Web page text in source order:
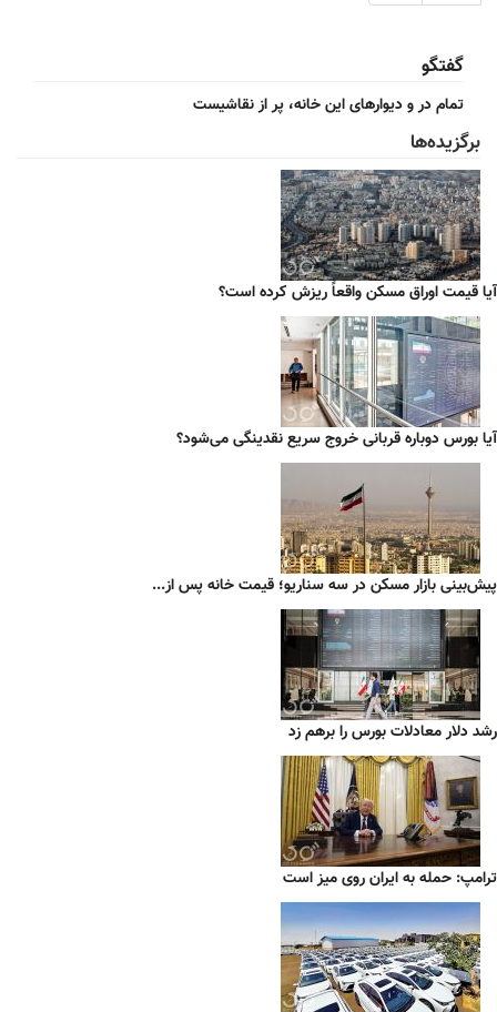
گفتگو
تمام در و دیوارهای این خانه، پر از نقاشیست
برگزیده‌ها
آیا قیمت اوراق مسکن واقعاً ریزش کرده است؟
آیا بورس دوباره قربانی خروج سریع نقدینگی می‌شود؟
پیش‌بینی بازار مسکن در سه سناریو؛ قیمت خانه پس از...
رشد دلار معادلات بورس را برهم زد
ترامپ: حمله به ایران روی میز است